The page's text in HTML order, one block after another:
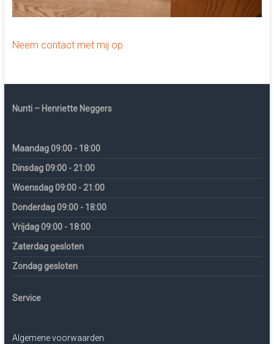
Neem contact met mij op
Nunti – Henriette Neggers
Maandag 09:00 - 18:00
Dinsdag 09:00 - 21:00
Woensdag 09:00 - 21:00
Donderdag 09:00 - 18:00
Vrijdag 09:00 - 18:00
Zaterdag gesloten
Zondag gesloten
Service
Algemene voorwaarden